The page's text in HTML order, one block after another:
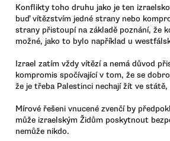
Konflikty toho druhu jako je ten
buď vítězstvím jedné strany nebo
strany přistoupí na základě poznání, že
možné, jako to bylo například u
Izrael zatím vždy vítězí a nemá důvod
kompromis spočívající v tom, že se
že je třeba Palestinci nechají žít ve
Mírové řešeni vnucené zvenčí by
může izraelským Židům poskytnout
nemůže nikdo.